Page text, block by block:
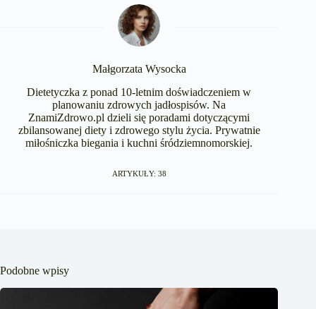
Małgorzata Wysocka
Dietetyczka z ponad 10-letnim doświadczeniem w
planowaniu zdrowych jadłospisów. Na
ZnamiZdrowo.pl dzieli się poradami dotyczącymi
zbilansowanej diety i zdrowego stylu życia. Prywatnie
miłośniczka biegania i kuchni śródziemnomorskiej.
ARTYKUŁY: 38
Podobne wpisy